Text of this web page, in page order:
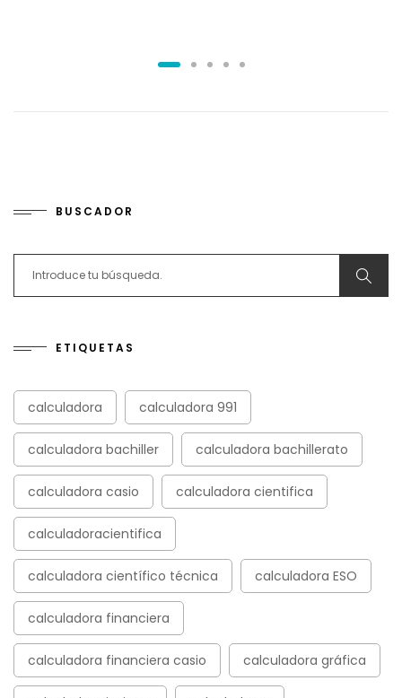
BUSCADOR
ETIQUETAS
calculadora calculadora 991
calculadora bachiller calculadora bachillerato
calculadora casio calculadora cientifica
calculadoracientifica
calculadora científico técnica calculadora ESO
calculadora financiera
calculadora financiera casio calculadora gráfica